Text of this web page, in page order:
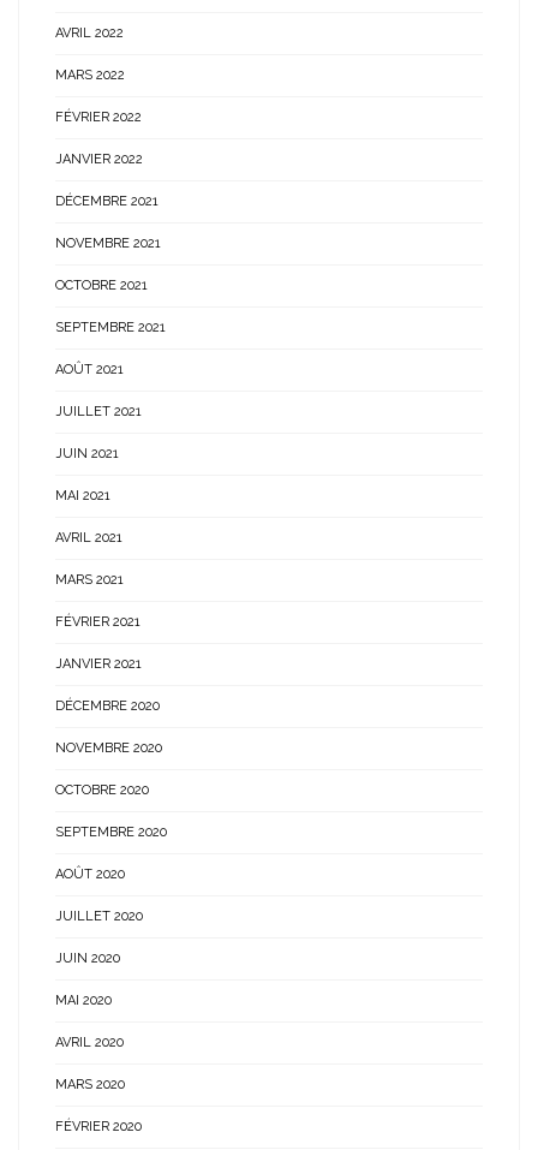
AVRIL 2022
MARS 2022
FÉVRIER 2022
JANVIER 2022
DÉCEMBRE 2021
NOVEMBRE 2021
OCTOBRE 2021
SEPTEMBRE 2021
AOÛT 2021
JUILLET 2021
JUIN 2021
MAI 2021
AVRIL 2021
MARS 2021
FÉVRIER 2021
JANVIER 2021
DÉCEMBRE 2020
NOVEMBRE 2020
OCTOBRE 2020
SEPTEMBRE 2020
AOÛT 2020
JUILLET 2020
JUIN 2020
MAI 2020
AVRIL 2020
MARS 2020
FÉVRIER 2020